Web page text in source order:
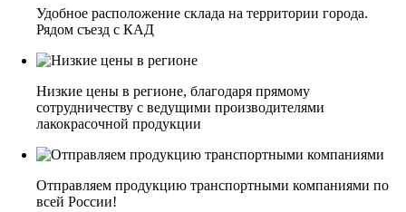
Удобное расположение склада на территории города.
Рядом съезд с КАД
Низкие цены в регионе, благодаря прямому
сотрудничеству с ведущими производителями
лакокрасочной продукции
Отправляем продукцию транспортными компаниями по
всей России!